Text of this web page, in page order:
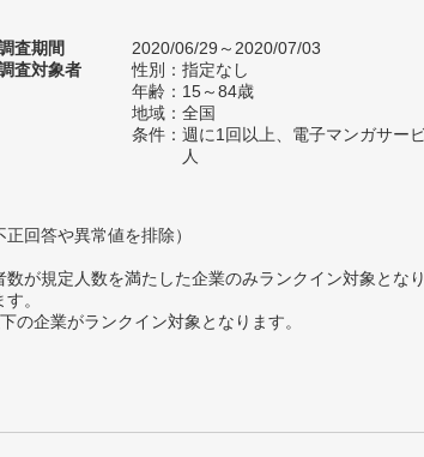
査期間
2020/06/29～2020/07/03
査対象者
性別：指定なし
年齢：15～84歳
地域：全国
条件：週に1回以上、電子マンガサー
人
回答や異常値を排除）
が規定人数を満たした企業のみランクイン対象とな
。
企業がランクイン対象となります。